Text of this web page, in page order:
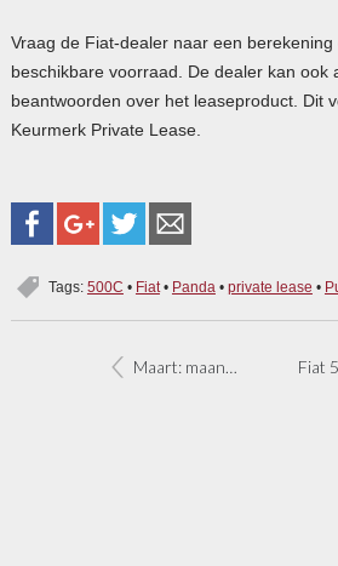
Vraag de Fiat-dealer naar een
beschikbare voorraad. De dealer kan ook
beantwoorden over het leaseproduct. Dit
Keurmerk Private Lease.
Tags: 500C • Fiat• Panda • private lease •
Maart: maand van de 500! Veel onderhoud voordeel Fiat